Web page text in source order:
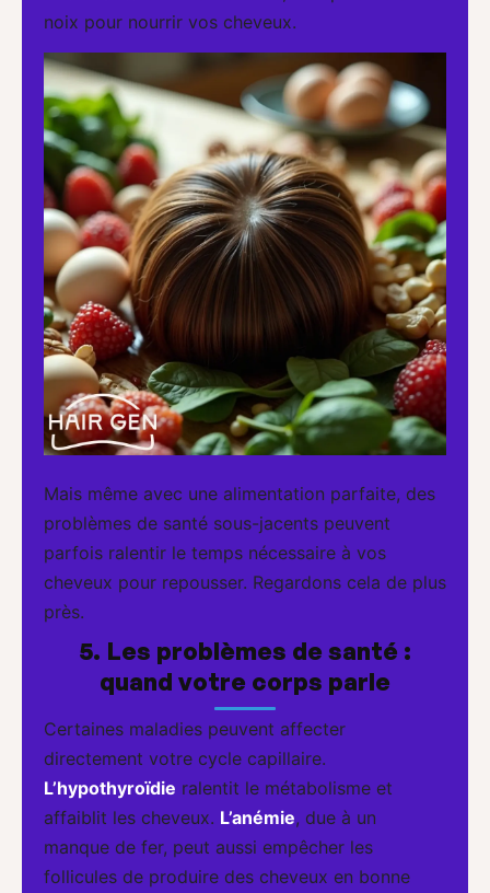
noix pour nourrir vos cheveux.
Mais même avec une alimentation parfaite, des
problèmes de santé sous-jacents peuvent
parfois ralentir le temps nécessaire à vos
cheveux pour repousser. Regardons cela de plus
près.
5. Les problèmes de santé :
quand votre corps parle
Certaines maladies peuvent affecter
directement votre cycle capillaire.
L’hypothyroïdie ralentit le métabolisme et
affaiblit les cheveux. L’anémie, due à un
manque de fer, peut aussi empêcher les
follicules de produire des cheveux en bonne